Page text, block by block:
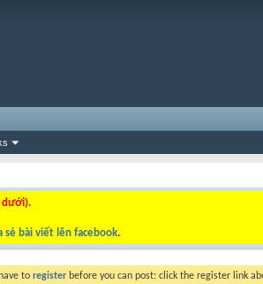
dưới).
sẻ bài viết lên facebook.
to register before you can post: click the register link